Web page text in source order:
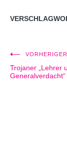
Trojaner „Lehrer
Generalverdacht“